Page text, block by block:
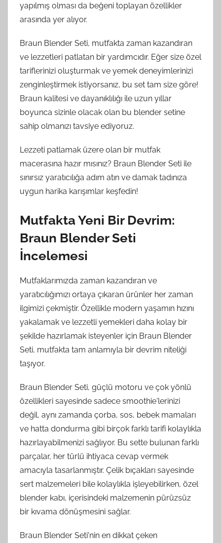
yapılmış olması da beğeni toplayan özellikler
arasında yer alıyor.
Braun Blender Seti, mutfakta zaman kazandıran
ve lezzetleri patlatan bir yardımcıdır. Eğer size özel
tariflerinizi oluşturmak ve yemek deneyimlerinizi
zenginleştirmek istiyorsanız, bu set tam size göre!
Braun kalitesi ve dayanıklılığı ile uzun yıllar
boyunca sizinle olacak olan bu blender setine
sahip olmanızı tavsiye ediyoruz.
Lezzeti patlamak üzere olan bir mutfak
macerasına hazır mısınız? Braun Blender Seti ile
sınırsız yaratıcılığa adım atın ve damak tadınıza
uygun harika karışımlar keşfedin!
Mutfakta Yeni Bir Devrim:
Braun Blender Seti
İncelemesi
Mutfaklarımızda zaman kazandıran ve
yaratıcılığımızı ortaya çıkaran ürünler her zaman
ilgimizi çekmiştir. Özellikle modern yaşamın hızını
yakalamak ve lezzetli yemekleri daha kolay bir
şekilde hazırlamak isteyenler için Braun Blender
Seti, mutfakta tam anlamıyla bir devrim niteliği
taşıyor.
Braun Blender Seti, güçlü motoru ve çok yönlü
özellikleri sayesinde sadece smoothie'lerinizi
değil, aynı zamanda çorba, sos, bebek mamaları
ve hatta dondurma gibi birçok farklı tarifi kolaylıkla
hazırlayabilmenizi sağlıyor. Bu sette bulunan farklı
parçalar, her türlü ihtiyaca cevap vermek
amacıyla tasarlanmıştır. Çelik bıçakları sayesinde
sert malzemeleri bile kolaylıkla işleyebilirken, özel
blender kabı, içerisindeki malzemenin pürüzsüz
bir kıvama dönüşmesini sağlar.
Braun Blender Seti'nin en dikkat çeken